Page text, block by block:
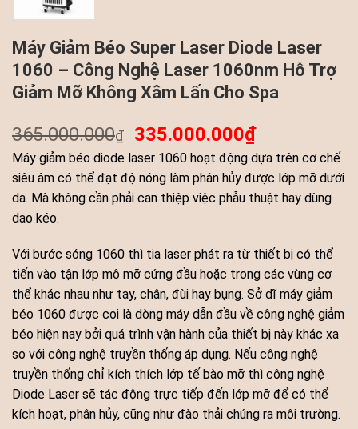
Máy Giảm Béo Super Laser Diode Laser
1060 – Công Nghệ Laser 1060nm Hỗ Trợ
Giảm Mỡ Không Xâm Lấn Cho Spa
365.000.000₫ 335.000.000₫
Máy giảm béo diode laser 1060 hoạt động dựa trên cơ chế
siêu âm có thể đạt độ nóng làm phân hủy được lớp mỡ dưới
da. Mà không cần phải can thiệp việc phẫu thuật hay dùng
dao kéo.
Với bước sóng 1060 thì tia laser phát ra từ thiết bị có thể
tiến vào tận lớp mô mỡ cứng đầu hoặc trong các vùng cơ
thể khác nhau như tay, chân, đùi hay bụng. Sở dĩ máy giảm
béo 1060 được coi là dòng máy dẫn đầu về công nghệ giảm
béo hiện nay bởi quá trình vận hành của thiết bị này khác xa
so với công nghệ truyền thống áp dụng. Nếu công nghệ
truyền thống chỉ kích thích lớp tế bào mỡ thì công nghệ
Diode Laser sẽ tác động trực tiếp đến lớp mỡ để có thể
kích hoạt, phân hủy, cũng như đào thải chúng ra môi trường.